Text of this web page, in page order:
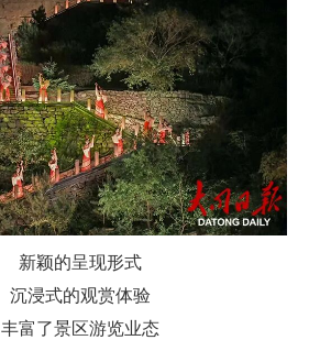
新颖的呈现形式
沉浸式的观赏体验
丰富了景区游览业态